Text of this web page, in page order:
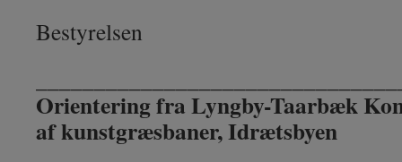
Bestyrelsen
Orientering fra Lyngby-Taarbæk
af kunstgræsbaner, Idrætsbyen